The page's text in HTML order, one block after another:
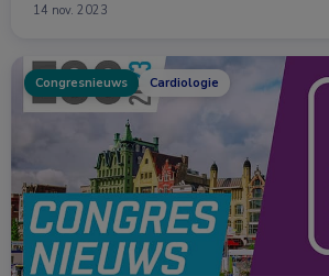
14 nov. 2023
Congresnieuws Cardiologie